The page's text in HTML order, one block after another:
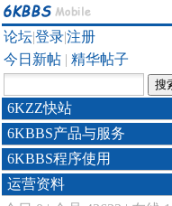
论坛|登录|注册
今日新帖 | 精华帖子
6KZZ快站
6KBBS产品与服务
6KBBS程序使用
运营资料